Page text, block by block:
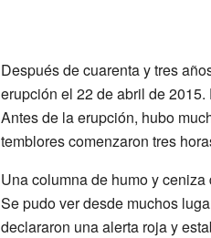
Después de cuarenta y tres
erupción el 22 de abril de
Antes de la erupción, hubo
temblores comenzaron tres
Una columna de humo y
Se pudo ver desde muchos
declararon una alerta roja y